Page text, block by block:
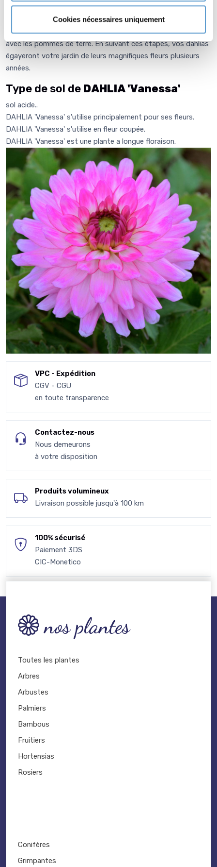
Cookies nécessaires uniquement
gelée. Nettoyez-les, laissez-les sécher pendant quelques
jours, puis entreposez-les dans un endroit frais et sombre
jusqu'au printemps suivant, comme le faisaient nos aïeux
avec les pommes de terre. En suivant ces étapes, vos dahlias
égayeront votre jardin de leurs magnifiques fleurs plusieurs
années.
Type de sol de DAHLIA 'Vanessa'
sol acide..
DAHLIA 'Vanessa' s'utilise principalement pour ses fleurs.
DAHLIA 'Vanessa' s'utilise en fleur coupée.
DAHLIA 'Vanessa' est une plante a longue floraison.
VPC - Expédition
CGV - CGU
en toute transparence
Contactez-nous
Nous demeurons
à votre disposition
Produits volumineux
Livraison possible jusqu'à 100 km
100% sécurisé
Paiement 3DS
CIC-Monetico
nos plantes
Toutes les plantes
Arbres
Arbustes
Palmiers
Bambous
Fruitiers
Hortensias
Rosiers
Conifères
Grimpantes